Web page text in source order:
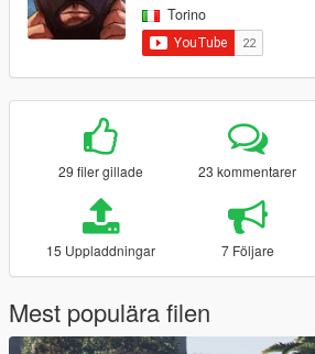
Torino
29 filer gillade 23 kommentarer
15 Uppladdningar 7 Följare
Mest populära filen